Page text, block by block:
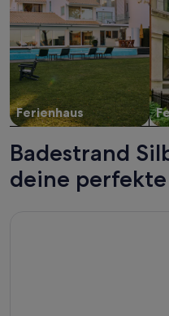
Ferienhaus
Badestrand
deine